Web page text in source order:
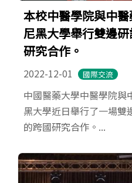
本校中醫學院與中
尼黑大學舉行雙邊
研究合作。
2022-12-01 國際交流
中國醫藥大學中醫學院與
黑大學近日舉行了一場雙
的跨國研究合作。...